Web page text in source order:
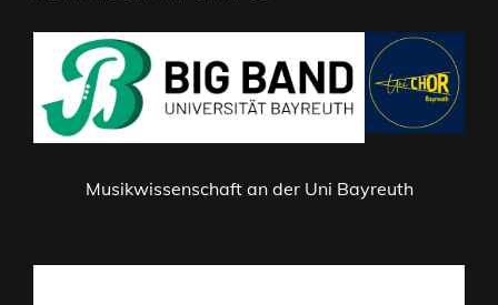
Musikwissenschaft an der Uni Bayreuth